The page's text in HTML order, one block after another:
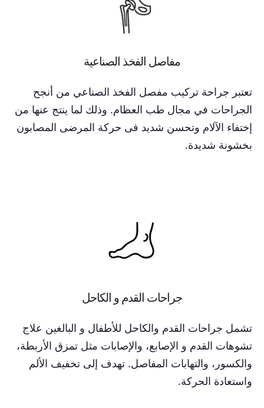
مفاصل الفخذ الصناعية
تعتبر جراحة تركيب مفصل الفخذ الصناعي من أنجح
الجراحات في مجال طب العظام. وذلك لما ينتج عنها من
إختفاء الآلام وتحسن شديد فى حركة المرضى المصابون
بخشونة شديدة.
جراحات القدم و الكاحل
تشمل جراحات القدم والكاحل للأطفال و البالغين علاج
تشوهات القدم و الإصابع، والإصابات مثل تمزق الأربطة،
والكسور، والتهابات المفاصل. تهدف إلى تخفيف الألم
واستعادة الحركة.